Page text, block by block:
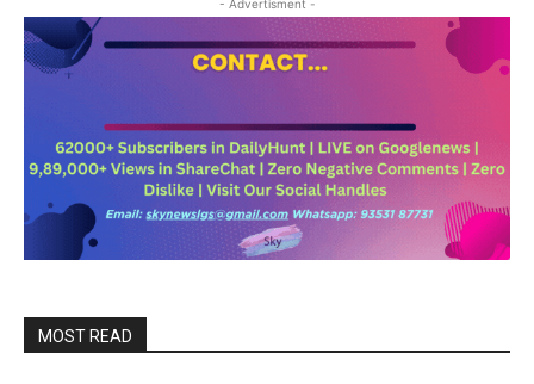
- Advertisment -
MOST READ